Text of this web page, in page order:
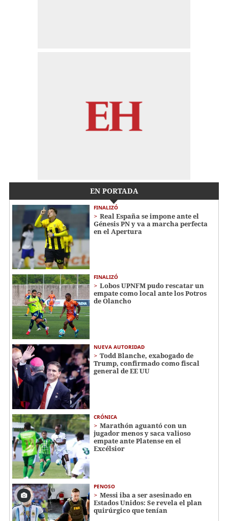
EN PORTADA
FINALIZÓ
Real España se impone ante el
Génesis PN y va a marcha perfecta
en el Apertura
FINALIZÓ
Lobos UPNFM pudo rescatar un
empate como local ante los Potros
de Olancho
NUEVA AUTORIDAD
Todd Blanche, exabogado de
Trump, confirmado como fiscal
general de EE UU
CRÓNICA
Marathón aguantó con un
jugador menos y saca valioso
empate ante Platense en el
Excélsior
PENOSO
Messi iba a ser asesinado en
Estados Unidos: Se revela el plan
quirúrgico que tenían